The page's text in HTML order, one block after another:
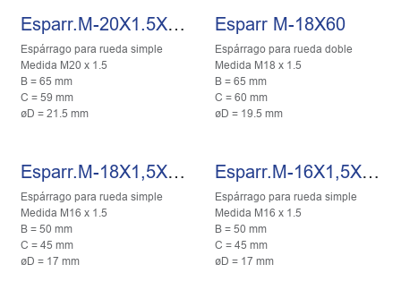
Esparr.M-20X1.5X59 309F010
Espárrago para rueda simple
Medida M20 x 1.5
B = 65 mm
C = 59 mm
øD = 21.5 mm
Esparr M-18X60
Espárrago para rueda doble
Medida M18 x 1.5
B = 65 mm
C = 60 mm
øD = 19.5 mm
Esparr.M-18X1,5X59 309F009
Espárrago para rueda simple
Medida M16 x 1.5
B = 50 mm
C = 45 mm
øD = 17 mm
Esparr.M-16X1,5X45
Espárrago para rueda simple
Medida M16 x 1.5
B = 50 mm
C = 45 mm
øD = 17 mm